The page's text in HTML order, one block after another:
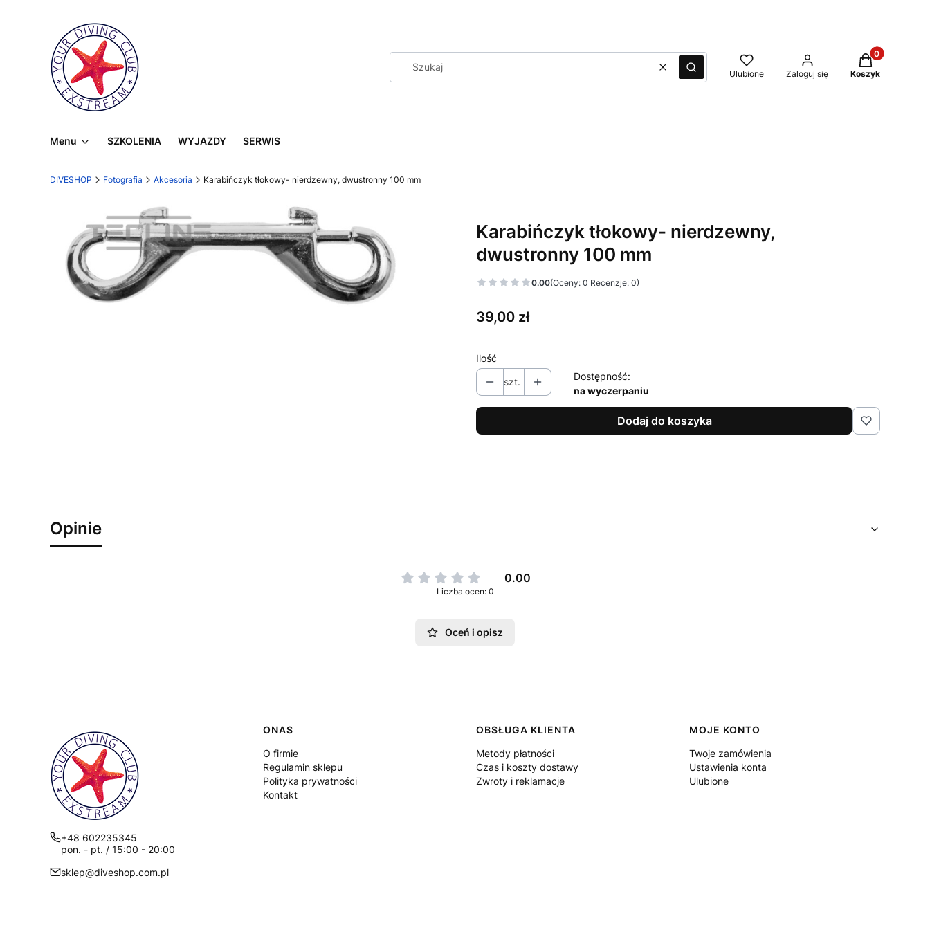
WyczyśćSzukaj Ulubione Zaloguj się
Produkty w
Koszyk
Menu SZKOLENIA WYJAZDY SERWIS
DIVESHOP Fotografia Akcesoria Karabińczyk tłokowy- nierdzewny, dwustronny 100 mm
Karabińczyk tłokowy- nierdzewny,
dwustronny 100 mm
0.00(Oceny: 0 Recenzje: 0)
Cena
39,00 zł
Ilość
szt.
Dostępność:
na wyczerpaniu
Dodaj do koszyka
Opinie
0.00
Liczba ocen: 0
Oceń i opisz
+48 602235345
pon. - pt. / 15:00 - 20:00
sklep@diveshop.com.pl
Linki w stopce
ONAS
O firmie
Regulamin sklepu
Polityka prywatności
Kontakt
OBSŁUGA KLIENTA
Metody płatności
Czas i koszty dostawy
Zwroty i reklamacje
MOJE KONTO
Twoje zamówienia
Ustawienia konta
Ulubione